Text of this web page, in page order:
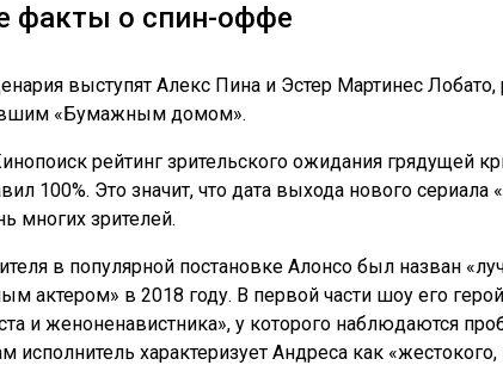
факты о спин-оффе
выступят Алекс Пина и Эстер Мартинес
«Бумажным домом».
рейтинг зрительского ожидания грядущей
100%. Это значит, что дата выхода нового сериала
многих зрителей.
в популярной постановке Алонсо был назван
актером» в 2018 году. В первой части шоу его
и женоненавистника», у которого наблюдаются
исполнитель характеризует Андреса как